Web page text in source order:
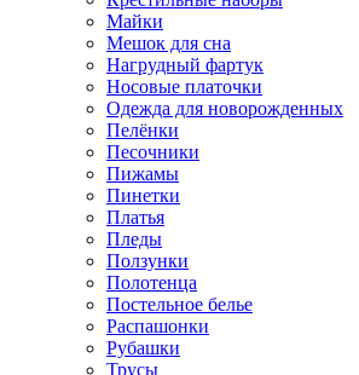
Майки
Мешок для сна
Нагрудный фартук
Носовые платочки
Одежда для новорожденных
Пелёнки
Песочники
Пижамы
Пинетки
Платья
Пледы
Ползунки
Полотенца
Постельное белье
Распашонки
Рубашки
Трусы